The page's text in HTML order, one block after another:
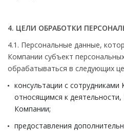
4. ЦЕЛИ ОБРАБОТКИ
4.1. Персональные данные,
Компании субъект
обрабатываться в следующих
консультации с
относящимся к деятельности,
Компании;
предоставления